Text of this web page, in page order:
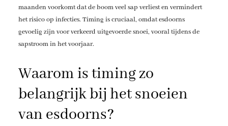
maanden voorkomt dat de boom veel sap verliest en vermindert
het risico op infecties. Timing is cruciaal, omdat esdoorns
gevoelig zijn voor verkeerd uitgevoerde snoei, vooral tijdens de
sapstroom in het voorjaar.
Waarom is timing zo
belangrijk bij het snoeien
van esdoorns?